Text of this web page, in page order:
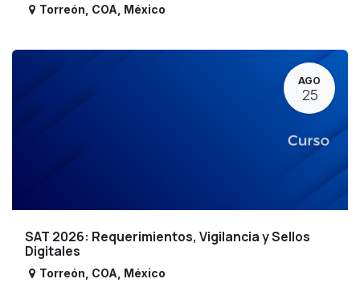
Torreón COA México
AGO
25
SAT 2026: Requerimientos, Vigilancia y Sellos
Digitales
Torreón COA México